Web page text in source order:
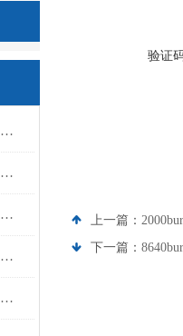
宝德电磁阀在流体控制系统中的应用
burkert气动阀在哪些工业领域应用广泛？
burkert电磁阀在自动化控制系统中的应用
burkert电磁阀在哪些领域中被广泛应用？
burkert电磁阀选型有九个点必须知道国与百科
验证
上一篇：
下一篇：